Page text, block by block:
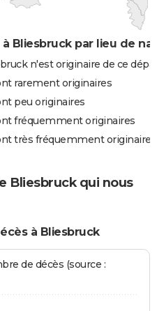
Bliesbruck par lieu de
n'est originaire de ce
rarement originaires
peu originaires
fréquemment originaires
très fréquemment originaires
Bliesbruck qui nous
à Bliesbruck
de décès (source :